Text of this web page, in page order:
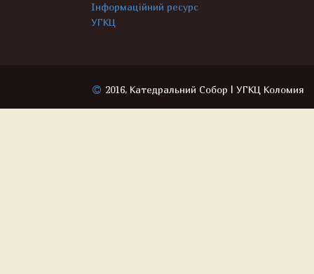
Інформаційний ресурс
УГКЦ
2016, Катедральний Собор | УГКЦ Коломия